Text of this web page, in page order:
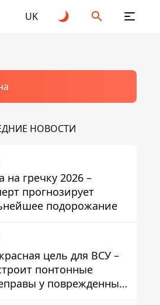
UK
НОВОСТИ
на гречку 2026 –
прогнозирует
подорожание
цель для ВСУ –
понтонные
у поврежденных
на ТОТ